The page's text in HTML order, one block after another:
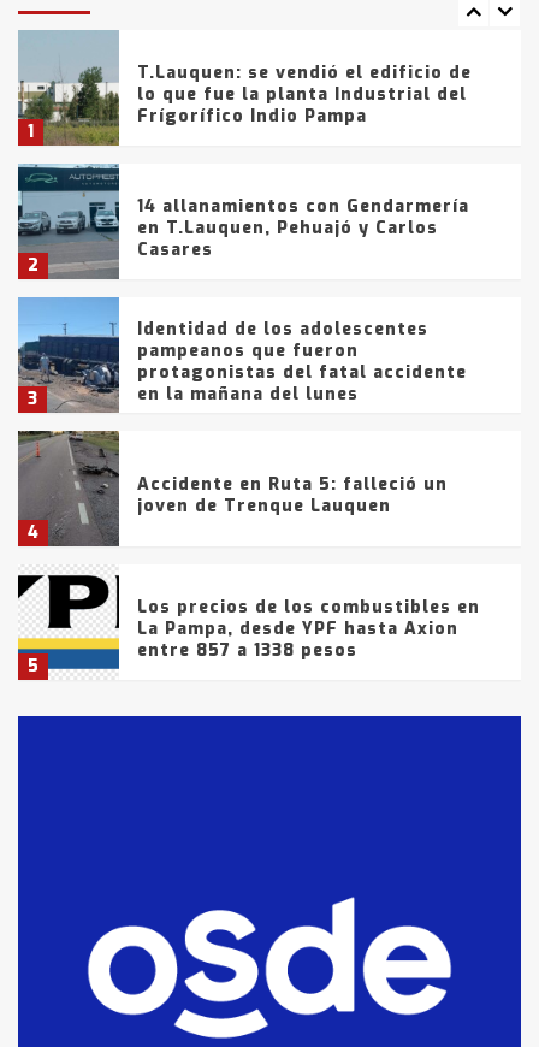
tarde del sábado
1
T.Lauquen: se vendió el edificio de
lo que fue la planta Industrial del
Frígorífico Indio Pampa
2
14 allanamientos con Gendarmería
en T.Lauquen, Pehuajó y Carlos
Casares
3
Identidad de los adolescentes
pampeanos que fueron
protagonistas del fatal accidente
en la mañana del lunes
4
Accidente en Ruta 5: falleció un
joven de Trenque Lauquen
5
Los precios de los combustibles en
La Pampa, desde YPF hasta Axion
entre 857 a 1338 pesos
fueron detenidos por
comercialización de drogas en la
tarde del sábado
T.Lauquen: se vendió el edificio de
lo que fue la planta Industrial del